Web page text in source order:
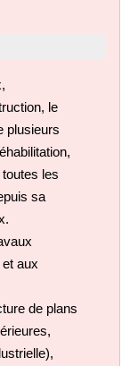
le
plusieurs
les
sa
aux
de plans